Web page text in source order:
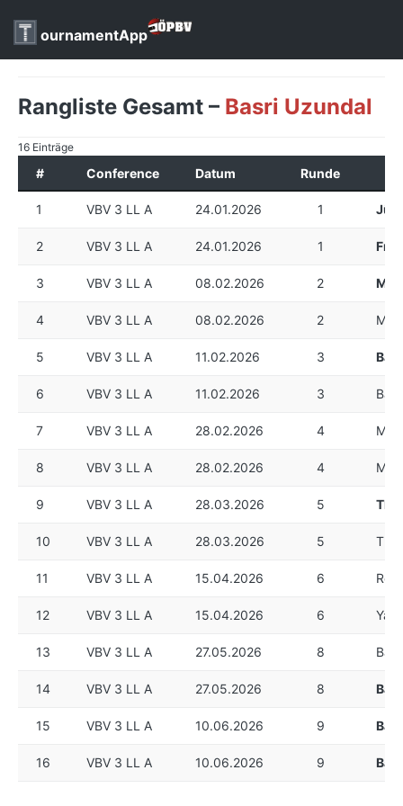
ournamentApp
Rangliste Gesamt – Basri Uzundal
16 Einträge
# Conference Datum Runde
1 VBV 3 LL A 24.01.2026 1
2 VBV 3 LL A 24.01.2026 1
3 VBV 3 LL A 08.02.2026 2
4 VBV 3 LL A 08.02.2026 2
5 VBV 3 LL A 11.02.2026 3
6 VBV 3 LL A 11.02.2026 3
7 VBV 3 LL A 28.02.2026 4
8 VBV 3 LL A 28.02.2026 4
9 VBV 3 LL A 28.03.2026 5
10 VBV 3 LL A 28.03.2026 5
11 VBV 3 LL A 15.04.2026 6
12 VBV 3 LL A 15.04.2026 6
13 VBV 3 LL A 27.05.2026 8
14 VBV 3 LL A 27.05.2026 8
15 VBV 3 LL A 10.06.2026 9
16 VBV 3 LL A 10.06.2026 9